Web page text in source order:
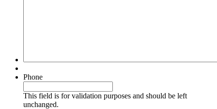
Phone
This field is for validation purposes and should be left
unchanged.